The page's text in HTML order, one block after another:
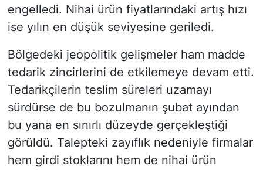
engelledi. Nihai ürün fiyatlarındaki artış hızı
ise yılın en düşük seviyesine geriledi.
Bölgedeki jeopolitik gelişmeler ham madde
tedarik zincirlerini de etkilemeye devam etti.
Tedarikçilerin teslim süreleri uzamayı
sürdürse de bu bozulmanın şubat ayından
bu yana en sınırlı düzeyde gerçekleştiği
görüldü. Talepteki zayıflık nedeniyle firmalar
hem girdi stoklarını hem de nihai ürün